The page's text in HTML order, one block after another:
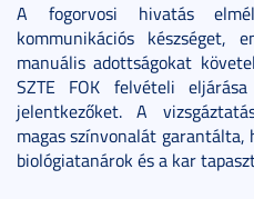
A fogorvosi hivatás
kommunikációs készséget,
manuális adottságokat
SZTE FOK felvételi
jelentkezőket. A
magas színvonalát
biológiatanárok és a kar